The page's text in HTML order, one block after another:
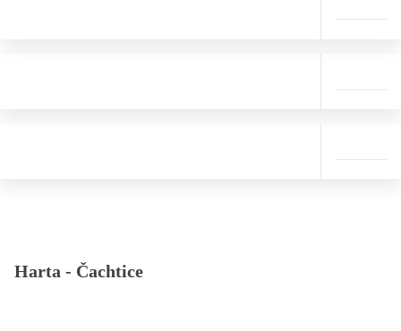
Harta - Čachtice